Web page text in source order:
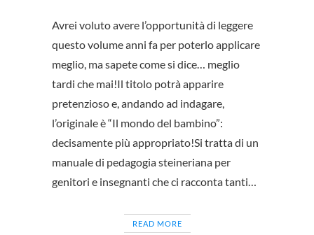
Avrei voluto avere l’opportunità di leggere
questo volume anni fa per poterlo applicare
meglio, ma sapete come si dice… meglio
tardi che mai!Il titolo potrà apparire
pretenzioso e, andando ad indagare,
l’originale è “Il mondo del bambino”:
decisamente più appropriato!Si tratta di un
manuale di pedagogia steineriana per
genitori e insegnanti che ci racconta tanti…
READ MORE